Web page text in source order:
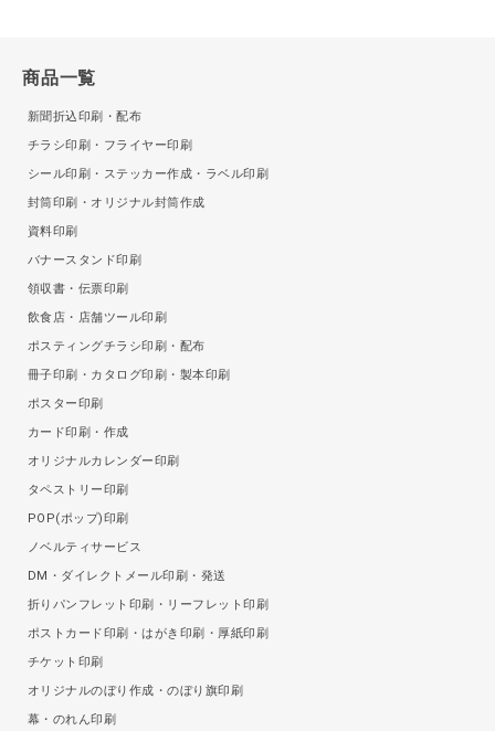
商品一覧
新聞折込印刷・配布
チラシ印刷・フライヤー印刷
シール印刷・ステッカー作成・ラベル印刷
封筒印刷・オリジナル封筒作成
資料印刷
バナースタンド印刷
領収書・伝票印刷
飲食店・店舗ツール印刷
ポスティングチラシ印刷・配布
冊子印刷・カタログ印刷・製本印刷
ポスター印刷
カード印刷・作成
オリジナルカレンダー印刷
タペストリー印刷
POP(ポップ)印刷
ノベルティサービス
DM・ダイレクトメール印刷・発送
折りパンフレット印刷・リーフレット印刷
ポストカード印刷・はがき印刷・厚紙印刷
チケット印刷
オリジナルのぼり作成・のぼり旗印刷
幕・のれん印刷